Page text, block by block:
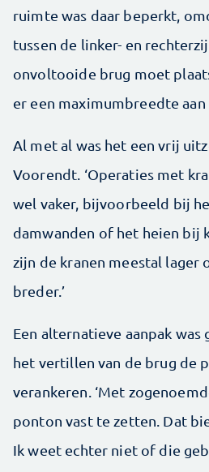
ruimte was daar beperkt,
tussen de linker- en
onvoltooide brug moet
er een maximumbreedte
Al met al was het een vrij
Voorendt. ‘Operaties met
wel vaker, bijvoorbeeld bij
damwanden of het heien bij
zijn de kranen meestal lager
breder.’
Een alternatieve aanpak
het vertillen van de brug de
verankeren. ‘Met
ponton vast te zetten. Dat
Ik weet echter niet of die